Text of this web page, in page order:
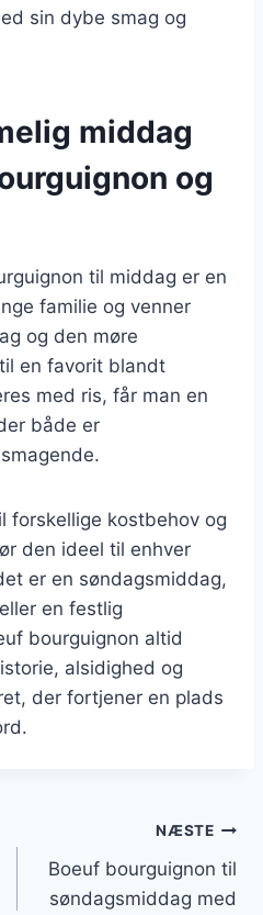
sin dybe smag og
middag
og
til middag er en
familie og venner
og den møre
en favorit blandt
med ris, får man en
både er
forskellige kostbehov og
den ideel til enhver
er en søndagsmiddag,
en festlig
bourguignon altid
alsidighed og
der fortjener en plads
NÆSTE
Boeuf bourguignon til
søndagsmiddag med